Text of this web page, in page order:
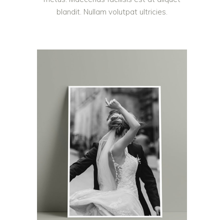
blandit. Nullam volutpat ultricies.